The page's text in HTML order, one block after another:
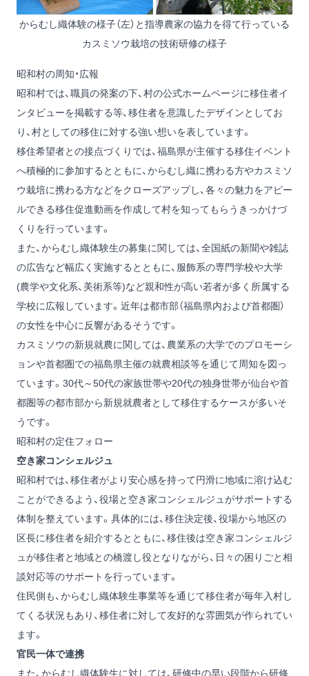
からむし織体験の様子（左）と指導農家の協力を得て行っている
カスミソウ栽培の技術研修の様子
昭和村の周知・広報
昭和村では、職員の発案の下、村の公式ホームページに移住者イ
ンタビューを掲載する等、移住者を意識したデザインとしてお
り、村としての移住に対する強い想いを表しています。
移住希望者との接点づくりでは、福島県が主催する移住イベント
へ積極的に参加するとともに、からむし織に携わる方やカスミソ
ウ栽培に携わる方などをクローズアップし、各々の魅力をアピー
ルできる移住促進動画を作成して村を知ってもらうきっかけづ
くりを行っています。
また、からむし織体験生の募集に関しては、全国紙の新聞や雑誌
の広告など幅広く実施するとともに、服飾系の専門学校や大学
(農学や文化系、美術系等)など親和性が高い若者が多く所属する
学校に広報しています。近年は都市部（福島県内および首都圏）
の女性を中心に反響があるそうです。
カスミソウの新規就農に関しては、農業系の大学でのプロモーシ
ョンや首都圏での福島県主催の就農相談等を通じて周知を図っ
ています。30代～50代の家族世帯や20代の独身世帯が仙台や首
都圏等の都市部から新規就農者として移住するケースが多いそ
うです。
昭和村の定住フォロー
空き家コンシェルジュ
昭和村では、移住者がより安心感を持って円滑に地域に溶け込む
ことができるよう、役場と空き家コンシェルジュがサポートする
体制を整えています。具体的には、移住決定後、役場から地区の
区長に移住者を紹介するとともに、移住後は空き家コンシェルジ
ュが移住者と地域との橋渡し役となりながら、日々の困りごと相
談対応等のサポートを行っています。
住民側も、からむし織体験生事業等を通じて移住者が毎年入村し
てくる状況もあり、移住者に対して友好的な雰囲気が作られてい
ます。
官民一体で連携
また、からむし織体験生に対しては、研修中の早い段階から研修